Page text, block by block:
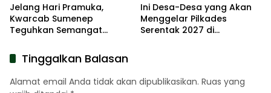
Jelang Hari Pramuka,
Kwarcab Sumenep
Teguhkan Semangat
Pahlawan
Ini Desa-Desa yang Akan
Menggelar Pilkades
Serentak 2027 di
Tinggalkan Balasan
Alamat email Anda tidak akan dipublikasikan. Ruas yang